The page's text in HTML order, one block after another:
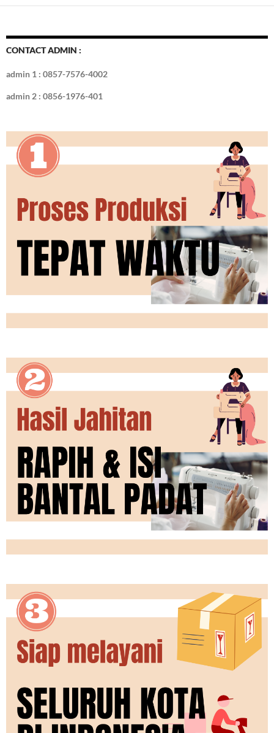
b
o
o
k
er es
t
bl
r
e
dI
d e
CONTACT ADMIN :
admin 1 : 0857-7576-4002
admin 2 : 0856-1976-401